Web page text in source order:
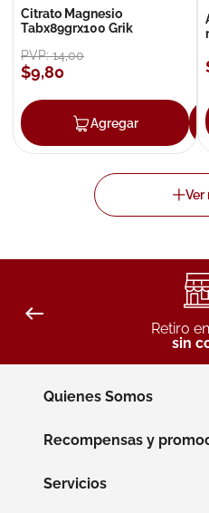
Citrato Magnesio
Tabx89grx100 Grik
PVP:14,00
$9,80
Agregar
Retiro
sin
Quienes Somos
Recompensas y
Servicios